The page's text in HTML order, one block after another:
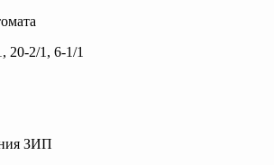
20-2/1, 6-1/1
ЗИП